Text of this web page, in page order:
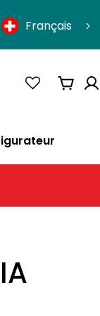
Français
Panier